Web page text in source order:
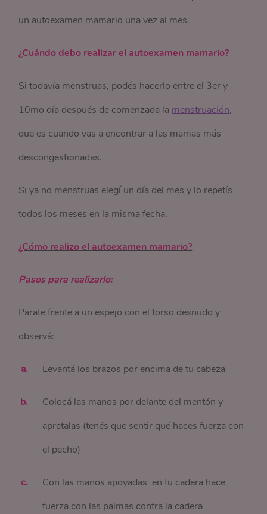
un autoexamen mamario una vez al mes.
¿Cuándo debo realizar el autoexamen mamario?
Si todavía menstruas, podés hacerlo entre el 3er y
10mo día después de comenzada la menstruación,
que es cuando vas a encontrar a las mamas más
descongestionadas.
Si ya no menstruas elegí un día del mes y lo repetís
todos los meses en la misma fecha.
¿Cómo realizo el autoexamen mamario?
Pasos para realizarlo:
Parate frente a un espejo con el torso desnudo y
observá:
Levantá los brazos por encima de tu cabeza
Colocá las manos por delante del mentón y
apretalas (tenés que sentir qué haces fuerza con
el pecho)
Con las manos apoyadas en tu cadera hace
fuerza con las palmas contra la cadera